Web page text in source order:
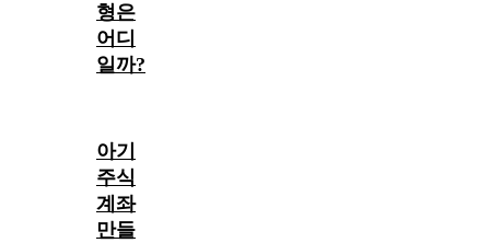
형은
어디
일까?
아기
주식
계좌
만들